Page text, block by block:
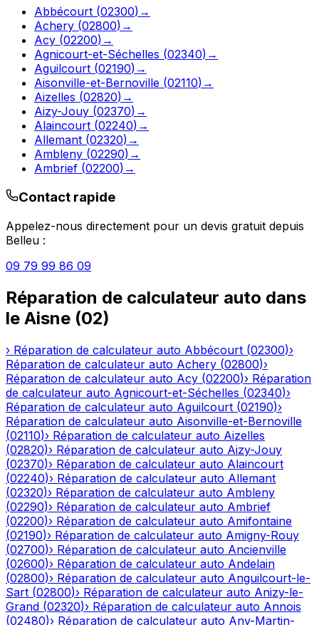
Abbécourt (02300) →
Achery (02800) →
Acy (02200) →
Agnicourt-et-Séchelles (02340) →
Aguilcourt (02190) →
Aisonville-et-Bernoville (02110) →
Aizelles (02820) →
Aizy-Jouy (02370) →
Alaincourt (02240) →
Allemant (02320) →
Ambleny (02290) →
Ambrief (02200) →
Contact rapide
Appelez-nous directement pour un devis gratuit depuis
Belleu :
09 79 99 86 09
Réparation de calculateur auto dans
le Aisne (02)
› Réparation de calculateur auto Abbécourt (02300)›
Réparation de calculateur auto Achery (02800)›
Réparation de calculateur auto Acy (02200)› Réparation
de calculateur auto Agnicourt-et-Séchelles (02340)›
Réparation de calculateur auto Aguilcourt (02190)›
Réparation de calculateur auto Aisonville-et-Bernoville
(02110)› Réparation de calculateur auto Aizelles
(02820)› Réparation de calculateur auto Aizy-Jouy
(02370)› Réparation de calculateur auto Alaincourt
(02240)› Réparation de calculateur auto Allemant
(02320)› Réparation de calculateur auto Ambleny
(02290)› Réparation de calculateur auto Ambrief
(02200)› Réparation de calculateur auto Amifontaine
(02190)› Réparation de calculateur auto Amigny-Rouy
(02700)› Réparation de calculateur auto Ancienville
(02600)› Réparation de calculateur auto Andelain
(02800)› Réparation de calculateur auto Anguilcourt-le-
Sart (02800)› Réparation de calculateur auto Anizy-le-
Grand (02320)› Réparation de calculateur auto Annois
(02480)› Réparation de calculateur auto Any-Martin-